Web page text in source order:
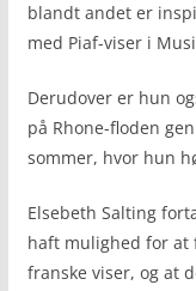
blandt andet er
med Piaf-viser i
Derudover er hun
på Rhone-floden
sommer, hvor hun
Elsebeth Salting
haft mulighed for at
franske viser, og at